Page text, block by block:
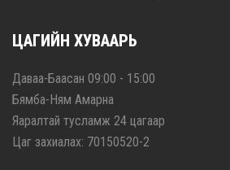
ЦАГИЙН ХУВААРЬ
Даваа-Баасан 09:00 - 15:00
Бямба-Ням Амарна
Яаралтай тусламж 24 цагаар
Цаг захиалах: 70150520-2